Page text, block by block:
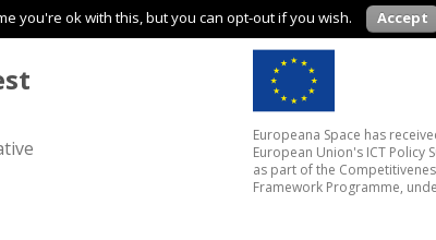
Europeana Space has
European Union's ICT Policy
as part of the
Framework Programme,
you're ok with this, but you can opt-out if you wish. Accept